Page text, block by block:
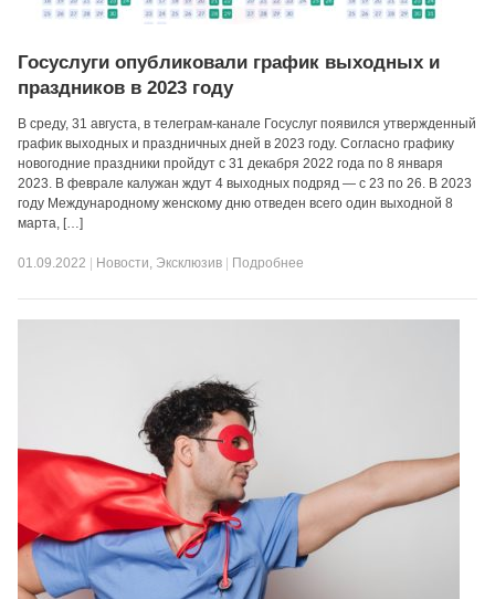
Госуслуги опубликовали график выходных и
праздников в 2023 году
В среду, 31 августа, в телеграм-канале Госуслуг появился утвержденный
график выходных и праздничных дней в 2023 году. Согласно графику
новогодние праздники пройдут с 31 декабря 2022 года по 8 января
2023. В феврале калужан ждут 4 выходных подряд — с 23 по 26. В 2023
году Международному женскому дню отведен всего один выходной 8
марта, […]
01.09.2022 Новости, Эксклюзив Подробнее